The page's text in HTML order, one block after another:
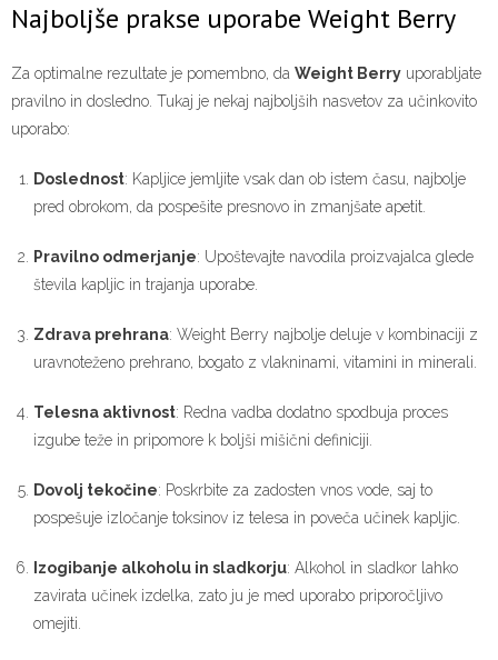
Najboljše prakse uporabe Weight Berry
Za optimalne rezultate je pomembno, da Weight Berry uporabljate
pravilno in dosledno. Tukaj je nekaj najboljših nasvetov za učinkovito
uporabo:
Doslednost: Kapljice jemljite vsak dan ob istem času, najbolje
pred obrokom, da pospešite presnovo in zmanjšate apetit.
Pravilno odmerjanje: Upoštevajte navodila proizvajalca glede
števila kapljic in trajanja uporabe.
Zdrava prehrana: Weight Berry najbolje deluje v kombinaciji z
uravnoteženo prehrano, bogato z vlakninami, vitamini in minerali.
Telesna aktivnost: Redna vadba dodatno spodbuja proces
izgube teže in pripomore k boljši mišični definiciji.
Dovolj tekočine: Poskrbite za zadosten vnos vode, saj to
pospešuje izločanje toksinov iz telesa in poveča učinek kapljic.
Izogibanje alkoholu in sladkorju: Alkohol in sladkor lahko
zavirata učinek izdelka, zato ju je med uporabo priporočljivo
omejiti.